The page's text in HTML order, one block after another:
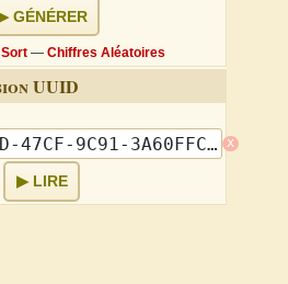
GÉNÉRER
—Chiffres Aléatoires
UUID
x
LIRE